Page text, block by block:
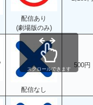
配信あり
(劇場版のみ)
配信なし
500円
スクロールできます